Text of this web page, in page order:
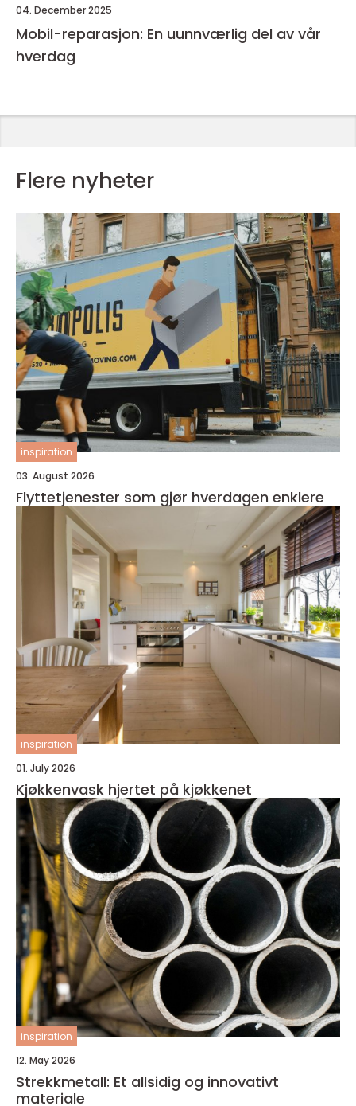
04. December 2025
Mobil-reparasjon: En uunnværlig del av vår
hverdag
Flere nyheter
inspiration
03. August 2026
Flyttetjenester som gjør hverdagen enklere
inspiration
01. July 2026
Kjøkkenvask hjertet på kjøkkenet
inspiration
12. May 2026
Strekkmetall: Et allsidig og innovativt
materiale